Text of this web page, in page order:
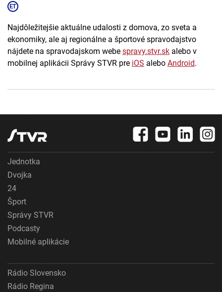
Najdôležitejšie aktuálne udalosti z domova, zo sveta a
ekonomiky, ale aj regionálne a športové spravodajstvo
nájdete na spravodajskom webe spravy.stvr.sk alebo v
mobilnej aplikácii Správy STVR pre iOS alebo Android.
Jednotka
Dvojka
24
Šport
Správy STVR
Podcasty
Mobilné aplikácie
Rádio Slovensko
Rádio Regina